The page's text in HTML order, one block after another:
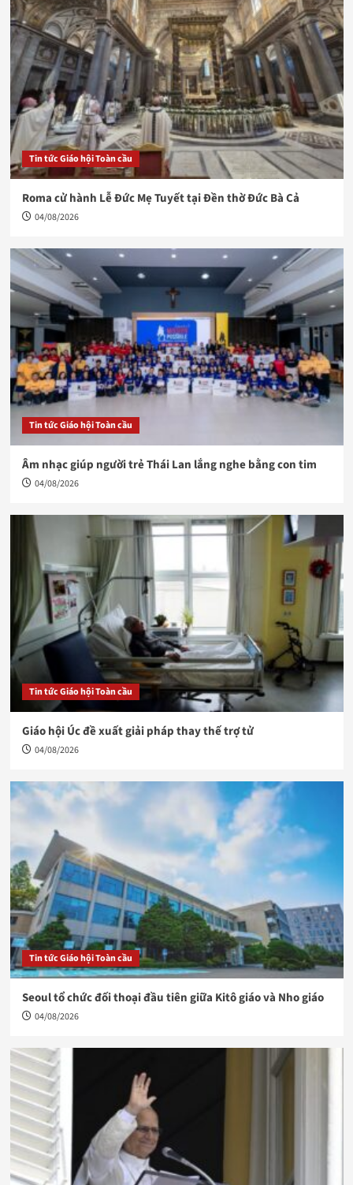
Tin tức Giáo hội Toàn cầu
Roma cử hành Lễ Đức Mẹ Tuyết tại Đền thờ Đức Bà Cả
04/08/2026
Tin tức Giáo hội Toàn cầu
Âm nhạc giúp người trẻ Thái Lan lắng nghe bằng con tim
04/08/2026
Tin tức Giáo hội Toàn cầu
Giáo hội Úc đề xuất giải pháp thay thế trợ tử
04/08/2026
Tin tức Giáo hội Toàn cầu
Seoul tổ chức đối thoại đầu tiên giữa Kitô giáo và Nho giáo
04/08/2026